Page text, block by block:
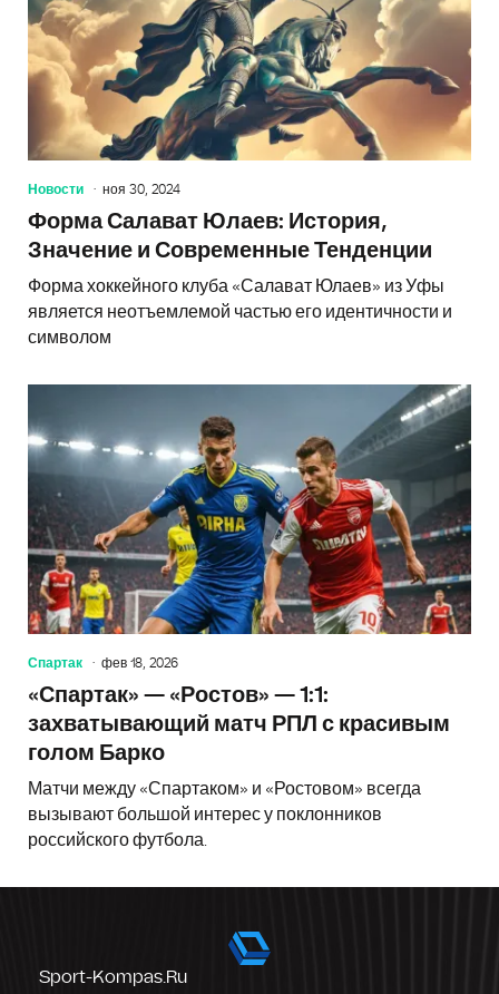
Новости ноя 30, 2024
Форма Салават Юлаев: История,
Значение и Современные Тенденции
Форма хоккейного клуба «Салават Юлаев» из Уфы
является неотъемлемой частью его идентичности и
символом
Спартак фев 18, 2026
«Спартак» — «Ростов» — 1:1:
захватывающий матч РПЛ с красивым
голом Барко
Матчи между «Спартаком» и «Ростовом» всегда
вызывают большой интерес у поклонников
российского футбола.
Sport-Kompas.ru